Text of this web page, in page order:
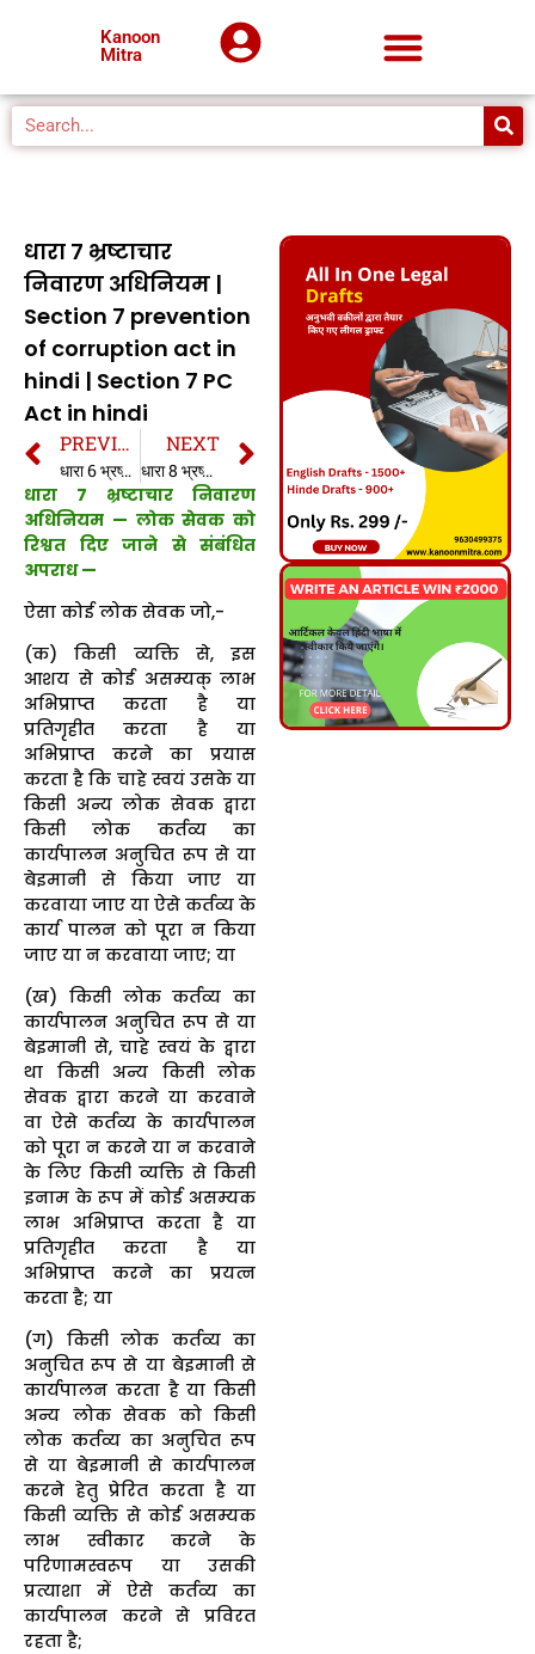
Kanoon
Mitra
धारा 7 भ्रष्टाचार
निवारण अधिनियम |
Section 7 prevention
of corruption act in
hindi | Section 7 PC
Act in hindi
PREVIOUS
धारा 6 भ्रष्टाचार निवारण अधिनियम | Section 6 prevention of corruption act in hindi | Section 6 PC Act in hindi
NEXT
धारा 8 भ्रष्टाचार निवारण अधिनियम | Section 8 prevention of corruption act in hindi | Section 8 PC Act in hindi
धारा 7 भ्रष्टाचार निवारण
अधिनियम — लोक सेवक को
रिश्वत दिए जाने से संबंधित
अपराध —
ऐसा कोई लोक सेवक जो,-
(क) किसी व्यक्ति से, इस
आशय से कोई असम्यक् लाभ
अभिप्राप्त करता है या
प्रतिगृहीत करता है या
अभिप्राप्त करने का प्रयास
करता है कि चाहे स्वयं उसके या
किसी अन्य लोक सेवक द्वारा
किसी लोक कर्तव्य का
कार्यपालन अनुचित रूप से या
बेइमानी से किया जाए या
करवाया जाए या ऐसे कर्तव्य के
कार्य पालन को पूरा न किया
जाए या न करवाया जाए; या
(ख) किसी लोक कर्तव्य का
कार्यपालन अनुचित रूप से या
बेइमानी से, चाहे स्वयं के द्वारा
था किसी अन्य किसी लोक
सेवक द्वारा करने या करवाने
वा ऐसे कर्तव्य के कार्यपालन
को पूरा न करने या न करवाने
के लिए किसी व्यक्ति से किसी
इनाम के रूप में कोई असम्यक
लाभ अभिप्राप्त करता है या
प्रतिगृहीत करता है या
अभिप्राप्त करने का प्रयत्न
करता है; या
(ग) किसी लोक कर्तव्य का
अनुचित रूप से या बेइमानी से
कार्यपालन करता है या किसी
अन्य लोक सेवक को किसी
लोक कर्तव्य का अनुचित रूप
से या बेइमानी से कार्यपालन
करने हेतु प्रेरित करता है या
किसी व्यक्ति से कोई असम्यक
लाभ स्वीकार करने के
परिणामस्वरूप या उसकी
प्रत्याशा में ऐसे कर्तव्य का
कार्यपालन करने से प्रविरत
रहता है;